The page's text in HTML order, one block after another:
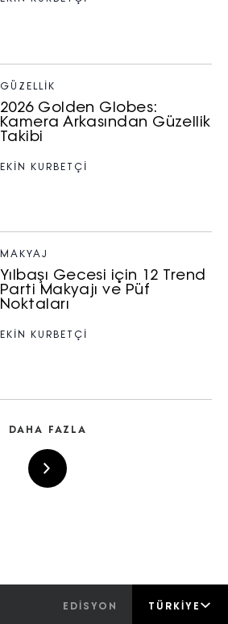
GÜZELLIK
2026 Golden Globes:
Kamera Arkasından Güzellik
Takibi
EKİN KURBETÇİ
MAKYAJ
Yılbaşı Gecesi için 12 Trend
Parti Makyajı ve Püf
Noktaları
EKİN KURBETÇİ
DAHA FAZLA
EDİSYON TÜRKIYE